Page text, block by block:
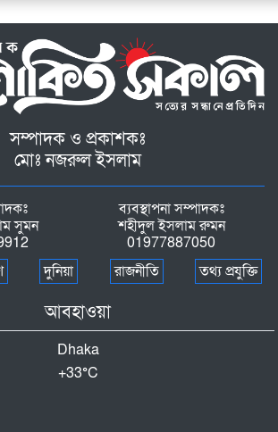
সম্পাদক ও প্রকাশকঃ
মোঃ নজরুল ইসলাম
সুমন
ব্যবস্থাপনা সম্পাদকঃ
শহীদুল ইসলাম রুমন
01977887050
দুনিয়া রাজনীতি তথ্য প্রযুক্তি
আবহাওয়া
Dhaka
+33°C